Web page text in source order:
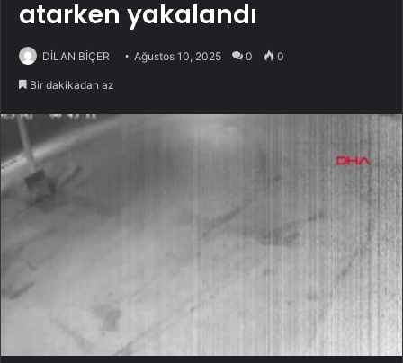
atarken yakalandı
DİLAN BİÇER Ağustos 10, 2025 0 0
Bir dakikadan az